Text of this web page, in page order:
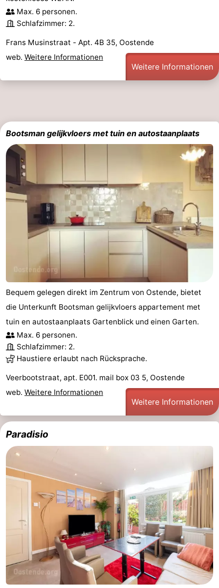
Max. 6 personen.
Schlafzimmer: 2.
Frans Musinstraat - Apt. 4B 35, Oostende
web. Weitere Informationen
Weitere Informationen
Bootsman gelijkvloers met tuin en autostaanplaats
Bequem gelegen direkt im Zentrum von Ostende, bietet
die Unterkunft Bootsman gelijkvloers appartement met
tuin en autostaanplaats Gartenblick und einen Garten.
Max. 6 personen.
Schlafzimmer: 2.
Haustiere erlaubt nach Rücksprache.
Veerbootstraat, apt. E001. mail box 03 5, Oostende
web. Weitere Informationen
Weitere Informationen
Paradisio